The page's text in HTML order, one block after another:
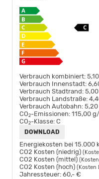
Verbrauch kombiniert:
Verbrauch Innenstadt:
Verbrauch Stadtrand:
Verbrauch Landstraße:
Verbrauch Autobahn:
CO2-Emissionen: 115,00
CO2-Klasse: C
DOWNLOAD
Energiekosten bei 15.000
CO2 Kosten (niedrig)
CO2 Kosten (mittel)
CO2 Kosten (hoch) (Kosten
Jahressteuer: 60,- €